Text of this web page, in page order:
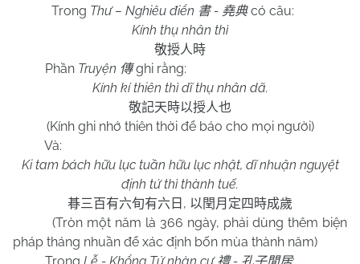
Trong Thư – Nghiêu điển 書- 堯典 có câu:
Kính thụ nhân thì
敬授人時
Phần Truyện 傳ghi rằng:
Kính kí thiên thì dĩ thụ nhân dã.
敬記天時以授人也
(Kính ghi nhớ thiên thời để báo cho mọi người)
Và:
Ki tam bách hữu lục tuần hữu lục nhật, dĩ nhuận nguyệt
định tứ thì thành tuế.
朞三百有六旬有六日 , 以閏月定四時成歲
(Tròn một năm là 366 ngày, phải dùng thêm biện
pháp tháng nhuần để xác định bốn mùa thành năm)
禮 孔子閒居